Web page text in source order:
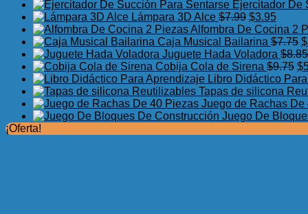
Ejercitador De
Lámpara 3D Alce $7.99 El
precio
original
era:
$7.99.
$3.95El
precio
actual
es:
$3.95.
Alfombra De Cocina 2
Caja Musical Bailarina $7.75 $
Juguete Hada Voladora $8.85
Cobija Cola de Sirena $9.75 El
$
Libro Didáctico
Tapas de silicona
Juego de Rachas De
Juego De
¡Oferta!